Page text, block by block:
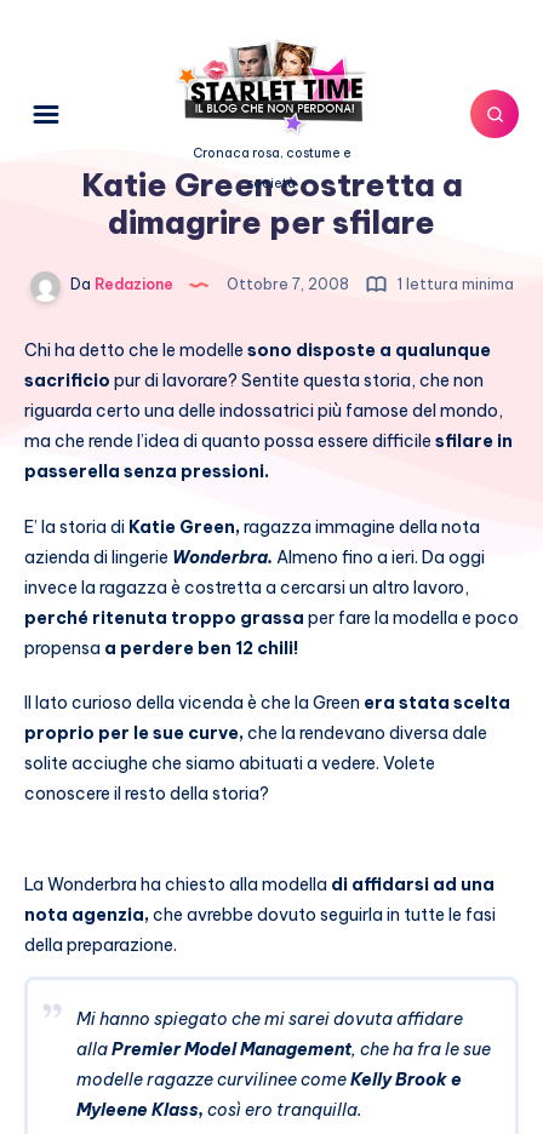
Cronaca rosa, costume e
società
Katie Green costretta a
dimagrire per sfilare
Da Redazione Ottobre 7, 2008 1 lettura minima
Chi ha detto che le modelle sono disposte a qualunque
sacrificio pur di lavorare? Sentite questa storia, che non
riguarda certo una delle indossatrici più famose del mondo,
ma che rende l’idea di quanto possa essere difficile sfilare in
passerella senza pressioni.
E’ la storia di Katie Green,ragazza immagine della nota
azienda di lingerie Wonderbra. Almeno fino a ieri. Da oggi
invece la ragazza è costretta a cercarsi un altro lavoro,
perché ritenuta troppo grassa per fare la modella e poco
propensa a perdere ben 12 chili!
Il lato curioso della vicenda è che la Green era stata scelta
proprio per le sue curve,che la rendevano diversa dale
solite acciughe che siamo abituati a vedere. Volete
conoscere il resto della storia?
La Wonderbra ha chiesto alla modella di affidarsi ad una
nota agenzia,che avrebbe dovuto seguirla in tutte le fasi
della preparazione.
Mi hanno spiegato che mi sarei dovuta affidare
allaPremier Model Management, che ha fra le sue
modelle ragazze curvilinee comeKelly Brook e
Myleene Klass, così ero tranquilla.